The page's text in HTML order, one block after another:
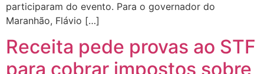
participaram do evento. Para o governador do
Maranhão, Flávio […]
Receita pede provas ao STF
para cobrar impostos sobre